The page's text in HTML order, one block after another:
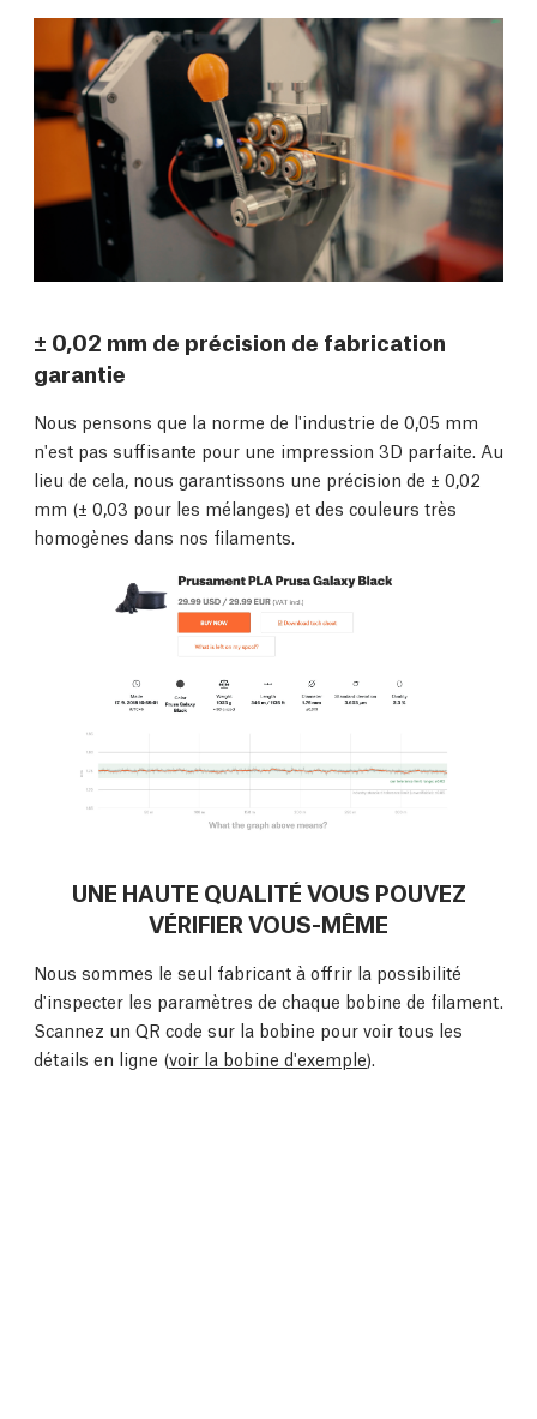
± 0,02 mm de précision de fabrication
garantie
Nous pensons que la norme de l'industrie de 0,05 mm
n'est pas suffisante pour une impression 3D parfaite. Au
lieu de cela, nous garantissons une précision de ± 0,02
mm (± 0,03 pour les mélanges) et des couleurs très
homogènes dans nos filaments.
UNE HAUTE QUALITÉ VOUS POUVEZ
VÉRIFIER VOUS-MÊME
Nous sommes le seul fabricant à offrir la possibilité
d'inspecter les paramètres de chaque bobine de filament.
Scannez un QR code sur la bobine pour voir tous les
détails en ligne (voir la bobine d'exemple).